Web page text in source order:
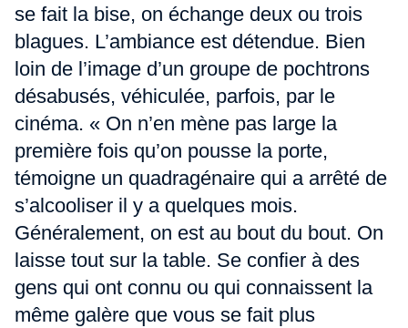
se fait la bise, on échange deux ou trois
blagues. L’ambiance est détendue. Bien
loin de l’image d’un groupe de pochtrons
désabusés, véhiculée, parfois, par le
cinéma. « On n’en mène pas large la
première fois qu’on pousse la porte,
témoigne un quadragénaire qui a arrêté de
s’alcooliser il y a quelques mois.
Généralement, on est au bout du bout. On
laisse tout sur la table. Se confier à des
gens qui ont connu ou qui connaissent la
même galère que vous se fait plus